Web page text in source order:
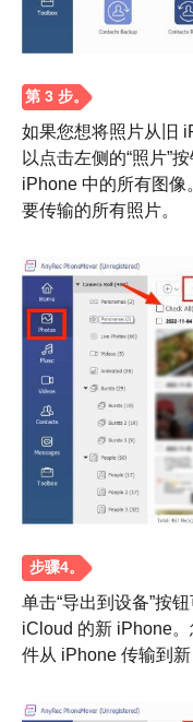
第2步。
第 3 步。
如果您想将照片从旧
以点击左侧的“照片”
iPhone 中的所有图像
要传输的所有照片。
单击“导出到设备”按
iCloud 的新 iPhone
件从 iPhone 传输到新